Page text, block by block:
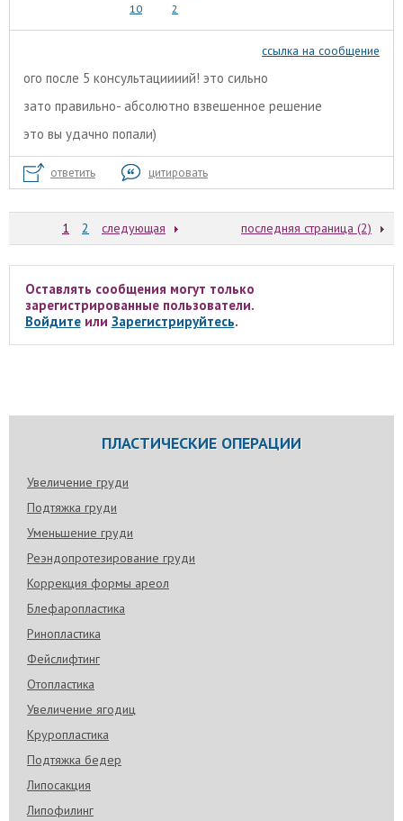
10 2
ссылка на сообщение
ого после 5 консультациииий! это сильно
зато правильно- абсолютно взвешенное решение
это вы удачно попали)
ответить цитировать
1 2 следующая последняя страница (2)
Оставлять сообщения могут только
зарегистрированные пользователи.
Войдитеили Зарегистрируйтесь.
ПЛАСТИЧЕСКИЕ ОПЕРАЦИИ
Увеличение груди
Подтяжка груди
Уменьшение груди
Реэндопротезирование груди
Коррекция формы ареол
Блефаропластика
Ринопластика
Фейслифтинг
Отопластика
Увеличение ягодиц
Круропластика
Подтяжка бедер
Липосакция
Липофилинг